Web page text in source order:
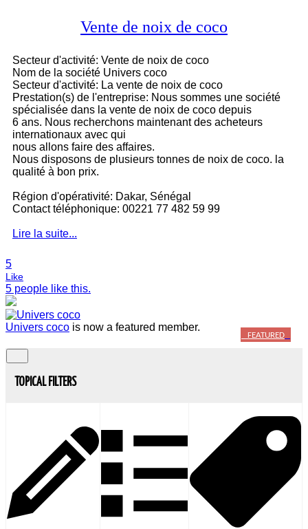
Vente de noix de coco
Secteur d'activité: Vente de noix de coco
Nom de la société Univers coco
Secteur d'activité: La vente de noix de coco
Prestation(s) de l'entreprise: Nous sommes une société
spécialisée dans la vente de noix de coco depuis
6 ans. Nous recherchons maintenant des acheteurs
internationaux avec qui
nous allons faire des affaires.
Nous disposons de plusieurs tonnes de noix de coco. la
qualité à bon prix.
Région d'opérativité: Dakar, Sénégal
Contact téléphonique: 00221 77 482 59 99
Lire la suite...
5
Like
5 people like this.
Univers coco is now a featured member.
FEATURED
TOPICAL FILTERS